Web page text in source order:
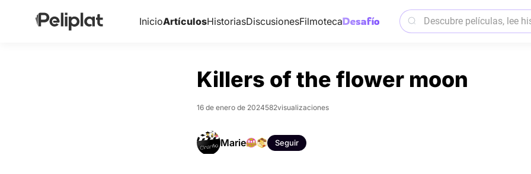
InicioArtículosHistoriasDiscusionesFilmoteca
Killers of the flower moon
16 de enero de 2024582visualizaciones
Marie Seguir